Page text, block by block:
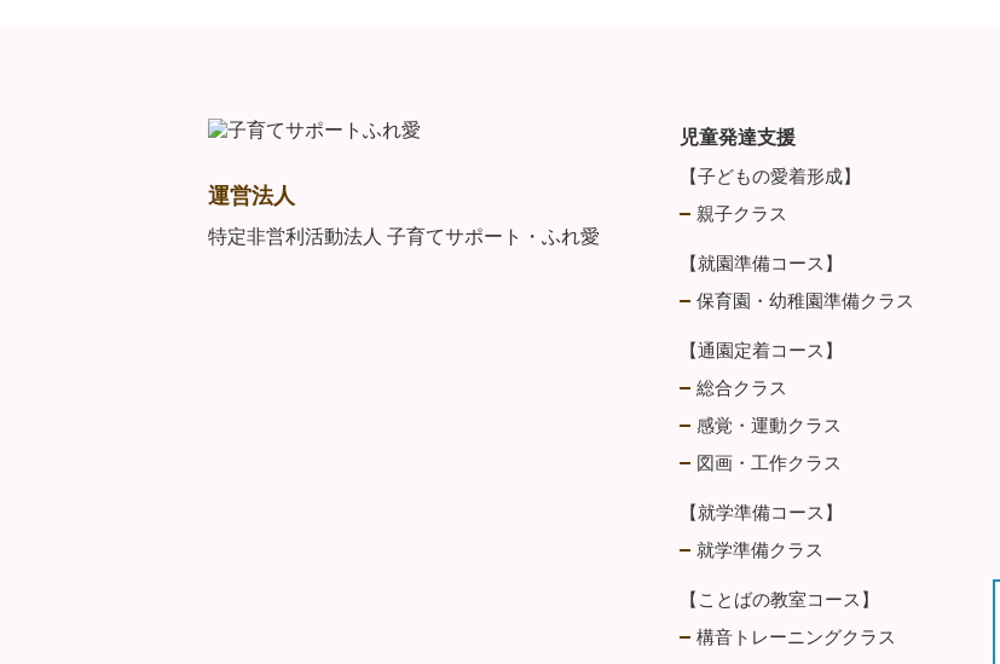
運営法人
特定非営利活動法人 子育てサポート・ふれ愛
児童発達支援
【子どもの愛着形成】
親子クラス
【就園準備コース】
保育園・幼稚園準備クラス
【通園定着コース】
総合クラス
感覚・運動クラス
図画・工作クラス
【就学準備コース】
就学準備クラス
【ことばの教室コース】
構音トレーニングクラス